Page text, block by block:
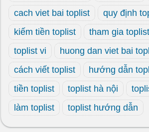
cach viet bai toplist
quy định
kiếm tiền toplist
tham gia toplist
toplist vi
huong dan viet bai
cách viết toplist
hướng dẫn
tiền toplist
toplist hà nội
làm toplist
toplist hướng dẫn